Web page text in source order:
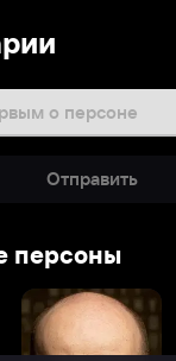
о персоне
Отправить
персоны